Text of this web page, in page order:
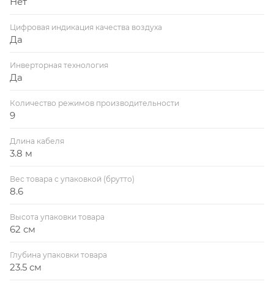
Цифровая индикация качества воздуха
Да
Инверторная технология
Да
Количество режимов производительности
9
Длина кабеля
3.8 м
Вес товара с упаковкой (брутто)
8.6
Высота упаковки товара
62 см
Глубина упаковки товара
23.5 см